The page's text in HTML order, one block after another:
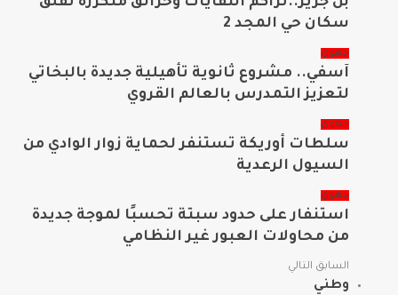
سكان حي المجد 2
جهوي
آسفي.. مشروع ثانوية تأهيلية جديدة بالبخاتي
لتعزيز التمدرس بالعالم القروي
جهوي
سلطات أوريكة تستنفر لحماية زوار الوادي من
السيول الرعدية
جهوي
استنفار على حدود سبتة تحسبًا لموجة جديدة
من محاولات العبور غير النظامي
السابق التالي
وطني